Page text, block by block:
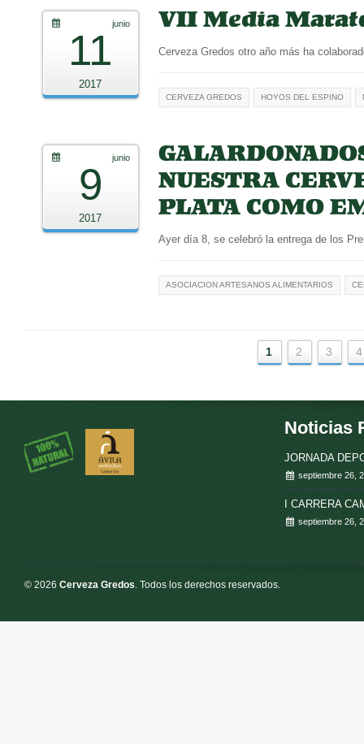
11
junio
2017
VII Media
Cerveza Gredos otro año más ha
CERVEZA GREDOS HOYOS DEL ESPINO
9
junio
2017
NUESTRA
PLATA COMO
Ayer día 8, se celebró la entrega de los
ASOCIACION ARTESANOS ALIMENTARIOS
1 2 3 4
Noticias
JORNADA
septiembre 26,
I CARRERA
septiembre 26,
© 2026 Cerveza Gredos. Todos los derechos reservados.